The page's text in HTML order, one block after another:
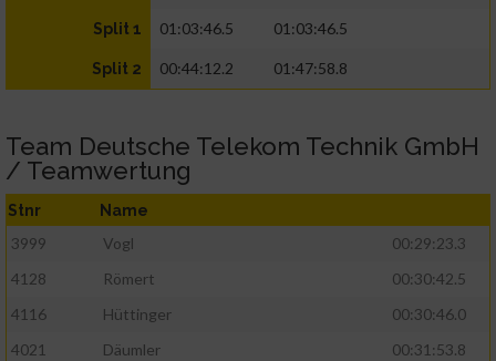
Split 1 01:03:46.5 01:03:46.5
Split 2 00:44:12.2 01:47:58.8
Team Deutsche Telekom Technik GmbH
/ Teamwertung
Stnr Name
3999 Vogl
00:29:23.3
4128
Römert
00:30:42.5
4116
Hüttinger
00:30:46.0
4021
Däumler
00:31:53.8